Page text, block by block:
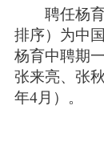
聘任杨育
排序）为中
杨育中聘期
张来亮、张
年4月）。